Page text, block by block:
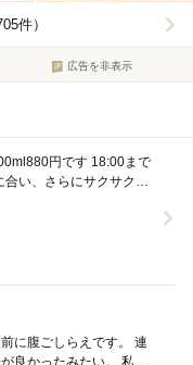
件）
広告を非表示
です 18:00まで
い、さらにサクサクと